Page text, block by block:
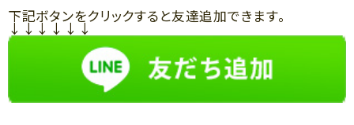
下記ボタンをクリックすると友達追加できます。
↓↓↓↓↓↓